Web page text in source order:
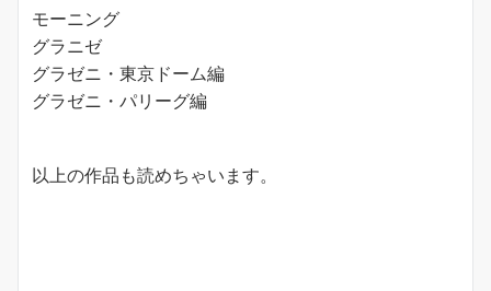
モーニング
グラニゼ
グラゼニ・東京ドーム編
グラゼニ・パリーグ編
以上の作品も読めちゃいます。